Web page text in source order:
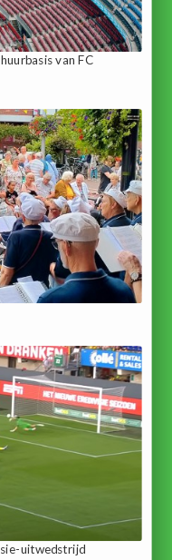
van FC
uitwedstrijd